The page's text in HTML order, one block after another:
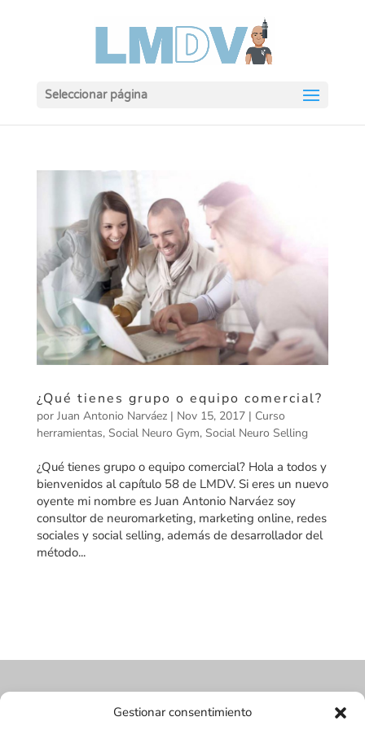
Gestionar consentimiento
Seleccionar página
¿Qué tienes grupo o equipo comercial?
por Juan Antonio Narváez| Nov 15, 2017| Curso
herramientas, Social Neuro Gym, Social Neuro Selling
¿Qué tienes grupo o equipo comercial? Hola a todos y
bienvenidos al capítulo 58 de LMDV. Si eres un nuevo
oyente mi nombre es Juan Antonio Narváez soy
consultor de neuromarketing, marketing online, redes
sociales y social selling, además de desarrollador del
método...